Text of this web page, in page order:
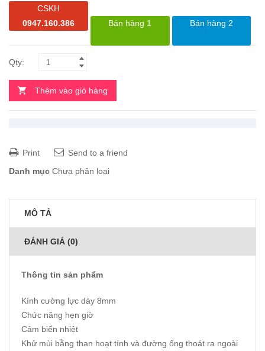
CSKH
0947.160.386
Bán hàng 1 Bán hàng 2
Thêm vào giỏ hàng
Print
Send to a friend
Danh mục Chưa phân loại
MÔ TẢ
ĐÁNH GIÁ (0)
Thông tin sản phẩm
Kính cường lực dày 8mm
Chức năng hẹn giờ
Cảm biến nhiệt
Khử mùi bằng than hoạt tính và đường ống thoát ra ngoài